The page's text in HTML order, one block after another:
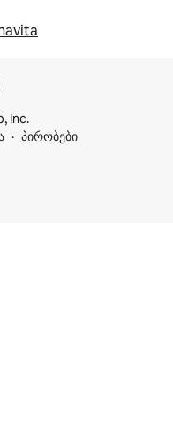
Inc.
პირობები